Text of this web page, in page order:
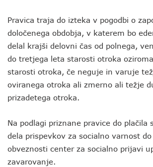
Pravica traja do izteka v pogodbi o
določenega obdobja, v katerem bo
delal krajši delovni čas od polnega,
do tretjega leta starosti otroka
starosti otroka, če neguje in varuje
oviranega otroka ali zmerno ali težje
prizadetega otroka.
Na podlagi priznane pravice do plačila
dela prispevkov za socialno varnost
obveznosti center za socialno prijavi
zavarovanje.